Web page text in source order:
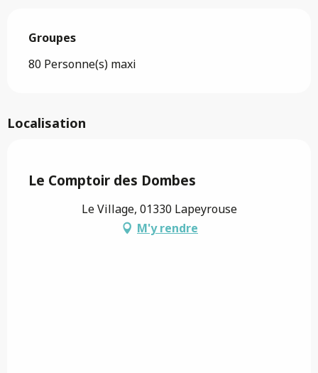
Groupes
Groupes
80 Personne(s) maxi
Localisation
Le Comptoir des Dombes
Le Village, 01330 Lapeyrouse
M'y rendre